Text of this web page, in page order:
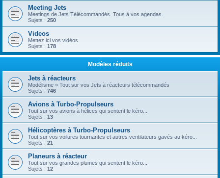
Meeting Jets
Meetings de Jets Télécommandés. Tous à vos agendas.
Sujets : 250
Videos
Mettez ici vos vidéos
Sujets : 178
Modèles réduits
Jets à réacteurs
Modélisme » Tout sur vos Jets à réacteurs télécommandés
Sujets : 746
Avions à Turbo-Propulseurs
Tout sur vos avions à hélices qui sentent le kéro...
Sujets : 13
Hélicoptères à Turbo-Propulseurs
Tout sur vos voilures tournantes et autres ventilateurs gavés au kéro...
Sujets : 21
Planeurs à réacteur
Tout sur vos grandes plumes qui sentent le kéro...
Sujets : 12